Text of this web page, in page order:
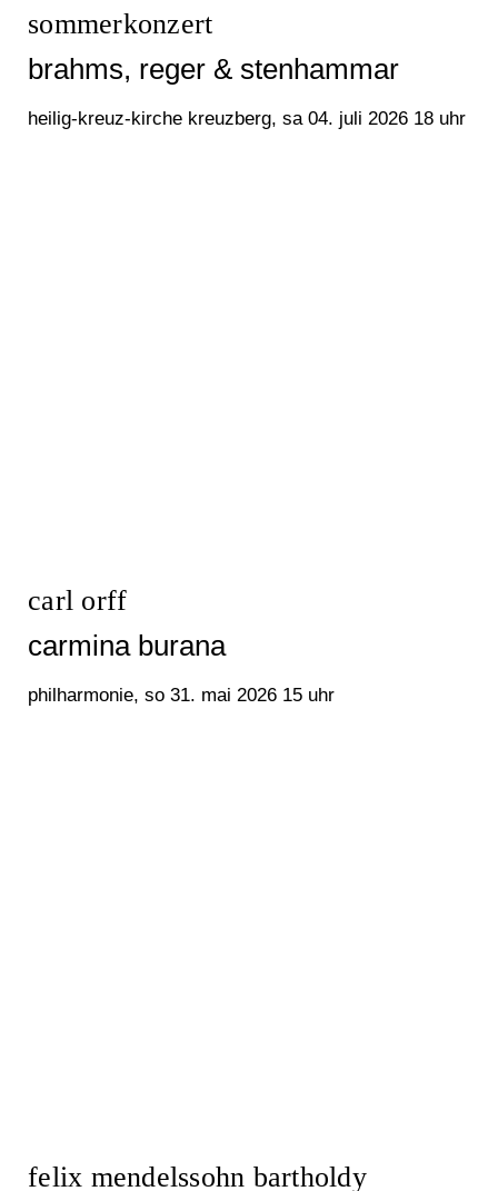
sommerkonzert
brahms, reger & stenhammar
heilig-kreuz-kirche kreuzberg, sa 04. juli 2026 18 uhr
carl orff
carmina burana
philharmonie, so 31. mai 2026 15 uhr
felix mendelssohn bartholdy